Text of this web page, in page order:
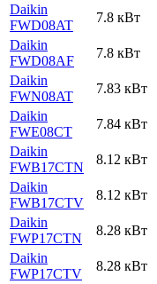
Daikin
FWD08AT
7.8 кВт
Daikin
FWD08AF
7.8 кВт
Daikin
FWN08AT
7.83 кВт
Daikin
FWE08CT
7.84 кВт
Daikin
FWB17CTN
8.12 кВт
Daikin
FWB17CTV
8.12 кВт
Daikin
FWP17CTN
8.28 кВт
Daikin
FWP17CTV
8.28 кВт